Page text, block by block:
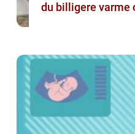
du billigere varme